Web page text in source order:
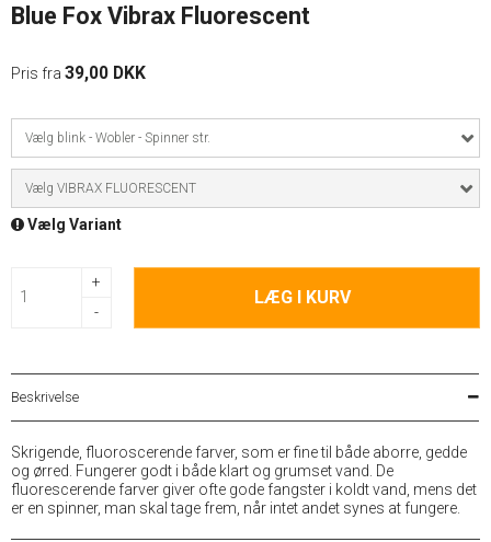
Blue Fox Vibrax Fluorescent
Pris fra 39,00 DKK
Vælg blink - Wobler - Spinner str.
Vælg VIBRAX FLUORESCENT
Vælg Variant
-
+
LÆG I KURV
Beskrivelse
Skrigende, fluoroscerende farver, som er fine til både aborre, gedde
og ørred. Fungerer godt i både klart og grumset vand. De
fluorescerende farver giver ofte gode fangster i koldt vand, mens det
er en spinner, man skal tage frem, når intet andet synes at fungere.